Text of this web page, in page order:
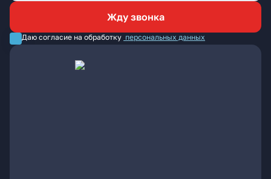
Жду звонка
Даю согласие на обработку персональных данных